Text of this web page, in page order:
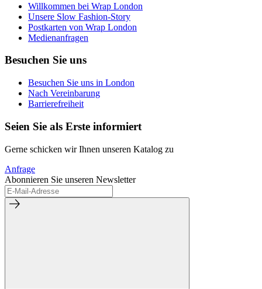
Willkommen bei Wrap London
Unsere Slow Fashion-Story
Postkarten von Wrap London
Medienanfragen
Besuchen Sie uns
Besuchen Sie uns in London
Nach Vereinbarung
Barrierefreiheit
Seien Sie als Erste informiert
Gerne schicken wir Ihnen unseren Katalog zu
Anfrage
Abonnieren Sie unseren Newsletter